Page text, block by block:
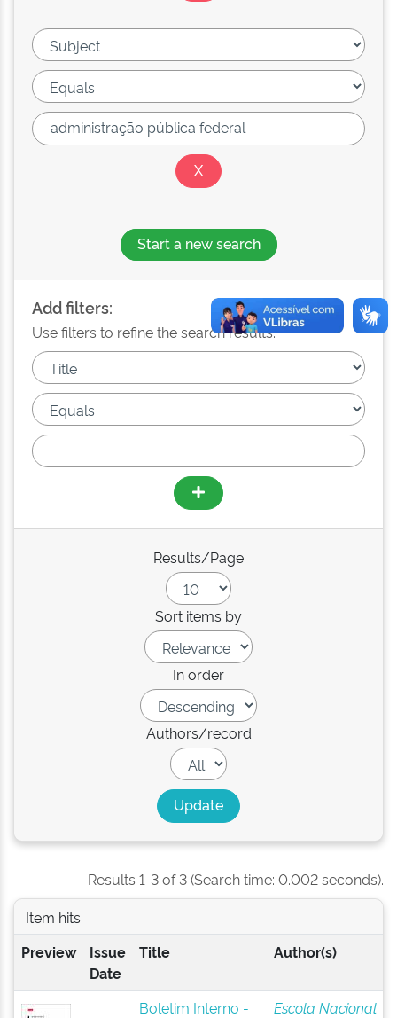
Start a new search
Add filters:
Use filters to refine the search results.
Results/Page
Sort items by
In order
Authors/record
Results 1-3 of 3 (Search time: 0.002 seconds).
Item hits:
Preview
Issue
Date
Title Author(s)
Boletim Interno -
Escola Nacional